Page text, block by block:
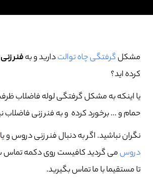
مشکلگرفتگی چاه توالتدارید و بهفنر
کرده اید؟
یا اینکه به مشکل گرفتگی لوله فاضلاب
حمام و … برخورد کرده و به فنر زنی فاضلاب
نگران نباشید. اگر به دنبال فنر زنی دروس و یا
دروسمی گردید کافیست روی دکمه تماس
تا مستقیما با ما تماس بگیرید.